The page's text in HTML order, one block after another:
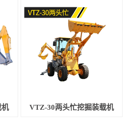
机 VTZ-30两头忙挖掘装载机